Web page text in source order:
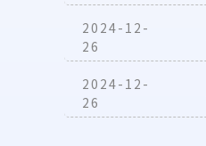
2024-12-
26
2024-12-
26